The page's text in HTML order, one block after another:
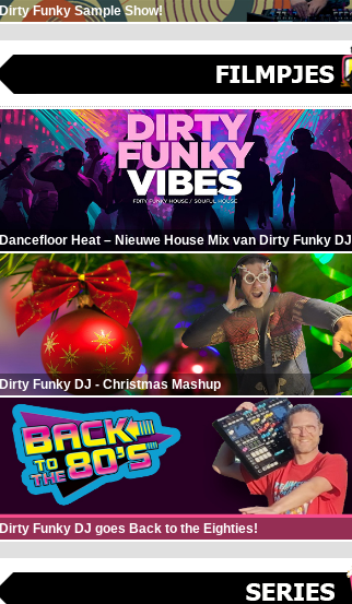
Dirty Funky Sample Show!
Dancefloor Heat – Nieuwe House Mix van Dirty Funky DJ
Dirty Funky DJ - Christmas Mashup
Dirty Funky DJ goes Back to the Eighties!